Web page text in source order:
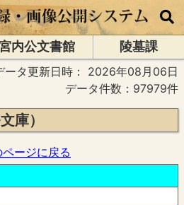
内公文書館
陵墓課
ータ更新日時： 2026年08月06日
データ件数：97979件
庫）
ージに戻る